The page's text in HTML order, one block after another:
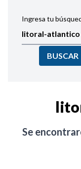
Ingresa tu
BUSCAR
Se